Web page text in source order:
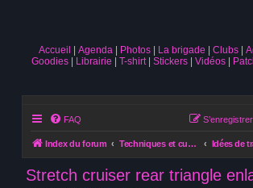
Accueil Agenda Photos La brigade Clubs
Goodies
Librairie T-shirt Stickers Vidéos
FAQ S’enregistrer
Index du forum Techniques et customisation
Stretch cruiser rear triangle